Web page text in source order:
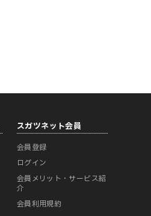
スガツネット会員
会員登録
ログイン
会員メリット・サービス紹
介
会員利用規約